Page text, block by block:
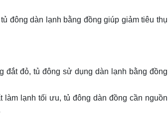
đông dàn lạnh bằng đồng giúp giảm tiêu thụ
đắt đỏ, tủ đông sử dụng dàn lạnh bằng đồng
làm lạnh tối ưu, tủ đông dàn đồng cần nguồn